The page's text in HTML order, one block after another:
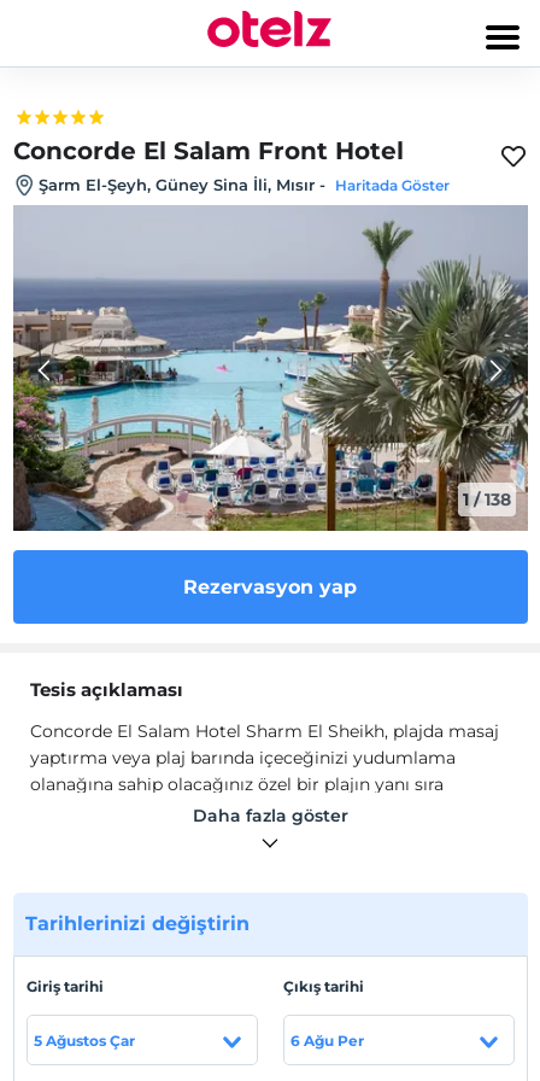
Concorde El Salam Front Hotel
Şarm El-Şeyh, Güney Sina İli, Mısır- Haritada Göster
1/138
Rezervasyon yap
Tesis açıklaması
Concorde El Salam Hotel Sharm El Sheikh, plajda masaj
yaptırma veya plaj barında içeceğinizi yudumlama
olanağına sahip olacağınız özel bir plajın yanı sıra
yakındaki sualtı dalışı, sörf/body boarding ve su kayağı
gibi aktivitelerden faydalanma olanağı da sunar.
masaj olanağı ile keyiflerine bakabilir.
Otelde 2 açık yüzme havuzu ve kapalı yüzme havuzu ise
okyanus manzaralı bir mekandır ve kahvaltı, öğle yemeği
ve akşam yemeği sunar. Havuz kenarı barı, sağlık kulübü
ve spor salonu; bu lüks resort otel dahilindeki diğer öne
Daha fazla göster
Tarihlerinizi değiştirin
Giriş tarihi
5 Ağustos Çar
Çıkış tarihi
6 Ağu Per